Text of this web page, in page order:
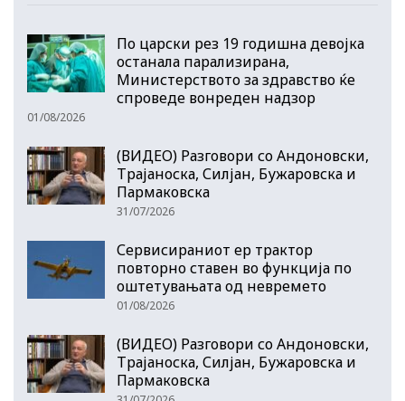
По царски рез 19 годишна девојка
останала парализирана,
Министерството за здравство ќе
спроведе вонреден надзор
01/08/2026
(ВИДЕО) Разговори со Андоновски,
Трајаноска, Силјан, Бужаровска и
Пармаковска
31/07/2026
Сервисираниот ер трактор
повторно ставен во функција по
оштетувањата од невремето
01/08/2026
(ВИДЕО) Разговори со Андоновски,
Трајаноска, Силјан, Бужаровска и
Пармаковска